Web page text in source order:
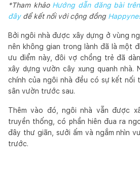
*Tham khảo Hướng dẫn đăng bài
đâyđể kết nối với cộng đồng
Bởi ngôi nhà được xây dựng ở vùng
nên không gian trong lành đã là một
ưu điểm này, đôi vợ chồng trẻ đã
xây dựng vườn cây xung quanh nhà.
chính của ngôi nhà đều có sự kết nối
sân vườn trước sau.
Thêm vào đó, ngôi nhà vẫn được
truyền thống, có phần hiên đua ra
đây thư giãn, sưởi ấm và ngắm nhìn
trước.